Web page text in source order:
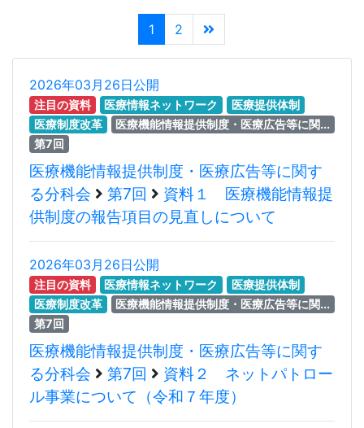
1 2
2026年03月26日公開
注目の資料 医療情報ネットワーク
医療提供体制
医療制度改革
医療機能情報提供制度・医療広告等に関...
第7回
医療機能情報提供制度・医療広告等に関す
る分科会
第7回
資料１ 医療機能情報提
供制度の報告項目の見直しについて
2026年03月26日公開
注目の資料 医療情報ネットワーク
医療提供体制
医療制度改革
医療機能情報提供制度・医療広告等に関...
第7回
医療機能情報提供制度・医療広告等に関す
る分科会
第7回
資料２ ネットパトロー
ル事業について（令和７年度）